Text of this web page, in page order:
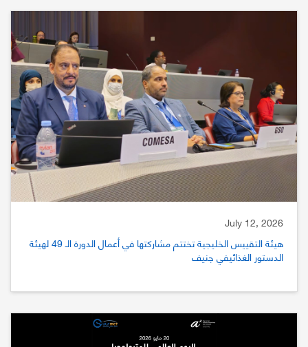
July 12, 2026
هيئة التقييس الخليجية تختتم مشاركتها في أعمال الدورة الـ 49 لهيئة
الدستور الغذائيفي جنيف